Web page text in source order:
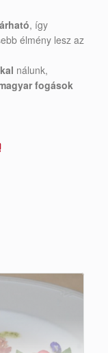
, így
élmény lesz az
nálunk,
fogások